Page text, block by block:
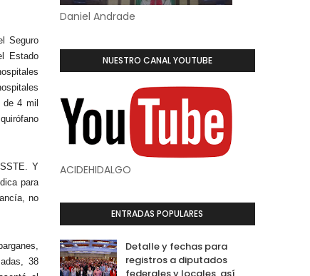
Seguro
Estado
4 mil
Y
para
no
38
Daniel Andrade
NUESTRO CANAL YOUTUBE
ACIDEHIDALGO
ENTRADAS POPULARES
Detalle y fechas para
registros a diputados